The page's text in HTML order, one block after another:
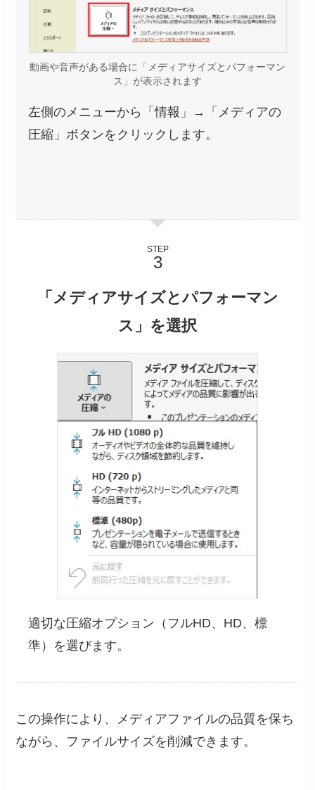
動画や音声がある場合に「メディアサイズとパフォーマン
ス」が表示されます
左側のメニューから「情報」→「メディアの
圧縮」ボタンをクリックします。
STEP
「メディアサイズとパフォーマン
ス」を選択
適切な圧縮オプション（フルHD、HD、標
準）を選びます。
この操作により、メディアファイルの品質を保ち
ながら、ファイルサイズを削減できます。